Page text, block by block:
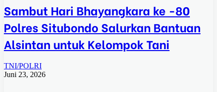
Sambut Hari Bhayangkara ke -80
Polres Situbondo Salurkan Bantuan
Alsintan untuk Kelompok Tani
TNI/POLRI
Juni 23, 2026